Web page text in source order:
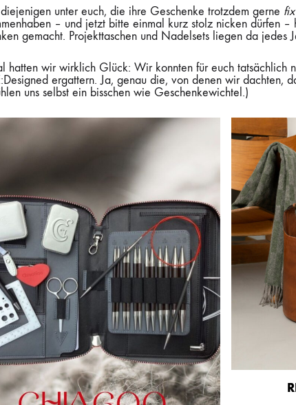
unter euch, die ihre Geschenke trotzdem gerne
– und jetzt bitte einmal kurz stolz nicken dürfen
gemacht. Projekttaschen und Nadelsets liegen da jedes
hatten wir wirklich Glück: Wir konnten für euch tatsächlich
ergattern. Ja, genau die, von denen wir dachten,
uns selbst ein bisschen wie Geschenkewichtel.)